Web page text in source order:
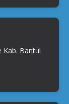
Kab. Bantul